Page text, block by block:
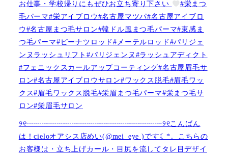
お仕事・学校帰りにもぜひお立ち寄り下さい
#栄まつ
毛パーマ#栄アイブロウ#名古屋マツパ#名古屋アイブロ
ウ#名古屋まつ毛サロン#韓ドル風まつ毛パーマ#束感ま
つ毛パーマ#ピーナツロッド#メーテルロッド#パリジェ
ンヌラッシュリフト#パリジェンヌ#ラッシュアディクト
#フェニックスカールアップコーティング#名古屋眉毛サ
ロン#名古屋アイブロウサロン#ワックス脱毛#眉毛ワッ
クス#眉毛ワックス脱毛#栄眉まつ毛パーマ#栄まつ毛サ
ロン#栄眉毛サロン
୨୧┈┈┈┈┈┈┈┈┈┈┈┈┈┈┈┈┈┈୨୧こんばん
は！cieloオアシス店めい(@mei_eye )です︎︎☾*。こちらの
お客様は・立ち上げカール・目尻を流してタレ目デザイ